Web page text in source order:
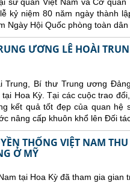
kỷ niệm 80 năm ngày thành
Ngày Hội Quốc phòng toàn
ƯƠNG LÊ HOÀI
Trung, Bí thư Trung ương
Hoa Kỳ. Tại các cuộc trao
kết quả tốt đẹp của quan hệ
nâng cấp khuôn khổ lên Đối
THỐNG VIỆT NAM
Ở MỸ
tại Hoa Kỳ đã tham gia gian